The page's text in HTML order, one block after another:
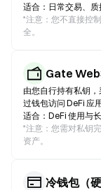
适合：日常交易、
*注意：您不直接控
全。
Gate
由您自行持有私钥
过钱包访问 DeFi 应
适合：DeFi 使用与
*注意：您需对私钥
资产。
冷钱包（